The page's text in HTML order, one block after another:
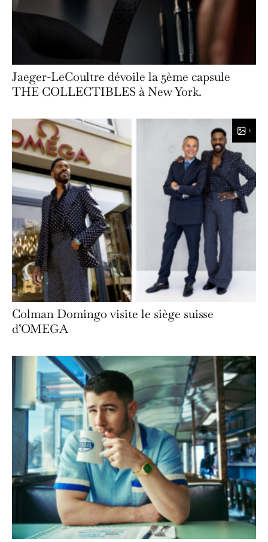
Jaeger-LeCoultre dévoile la 5ème capsule
THE COLLECTIBLES à New York.
6
Colman Domingo visite le siège suisse
d’OMEGA